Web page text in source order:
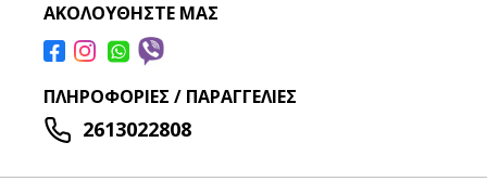
ΑΚΟΛΟΥΘΉΣΤΕ ΜΑΣ
ΠΛΗΡΟΦΟΡΊΕΣ / ΠΑΡΑΓΓΕΛΊΕΣ
2613022808